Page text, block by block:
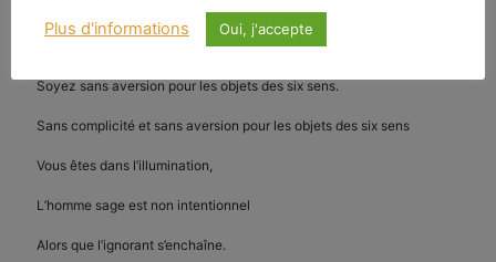
Si vous voulez suivre le chemin du Véhicule Unique,
Soyez sans aversion pour les objets des six sens.
Sans complicité et sans aversion pour les objets des six sens
Vous êtes dans l’illumination,
L’homme sage est non intentionnel
Alors que l’ignorant s’enchaîne.
Plus d'informations Oui, j'accepte